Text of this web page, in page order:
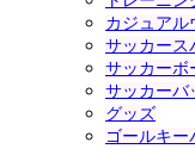
カジュアル
サッカース
サッカーボ
サッカーバ
グッズ
ゴールキー